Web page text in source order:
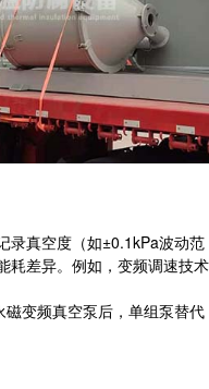
录真空度（如±0.1kPa波动范
耗差异。例如，变频调速技术
变频真空泵后，单组泵替代